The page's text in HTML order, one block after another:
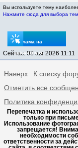
Вы используете тему
Нажмите сюда для выбора
Реклама на
sptovarov.ru
Сейчас: 08 авг 2026 11:11
Наверх К списку
Отметить все
Политика